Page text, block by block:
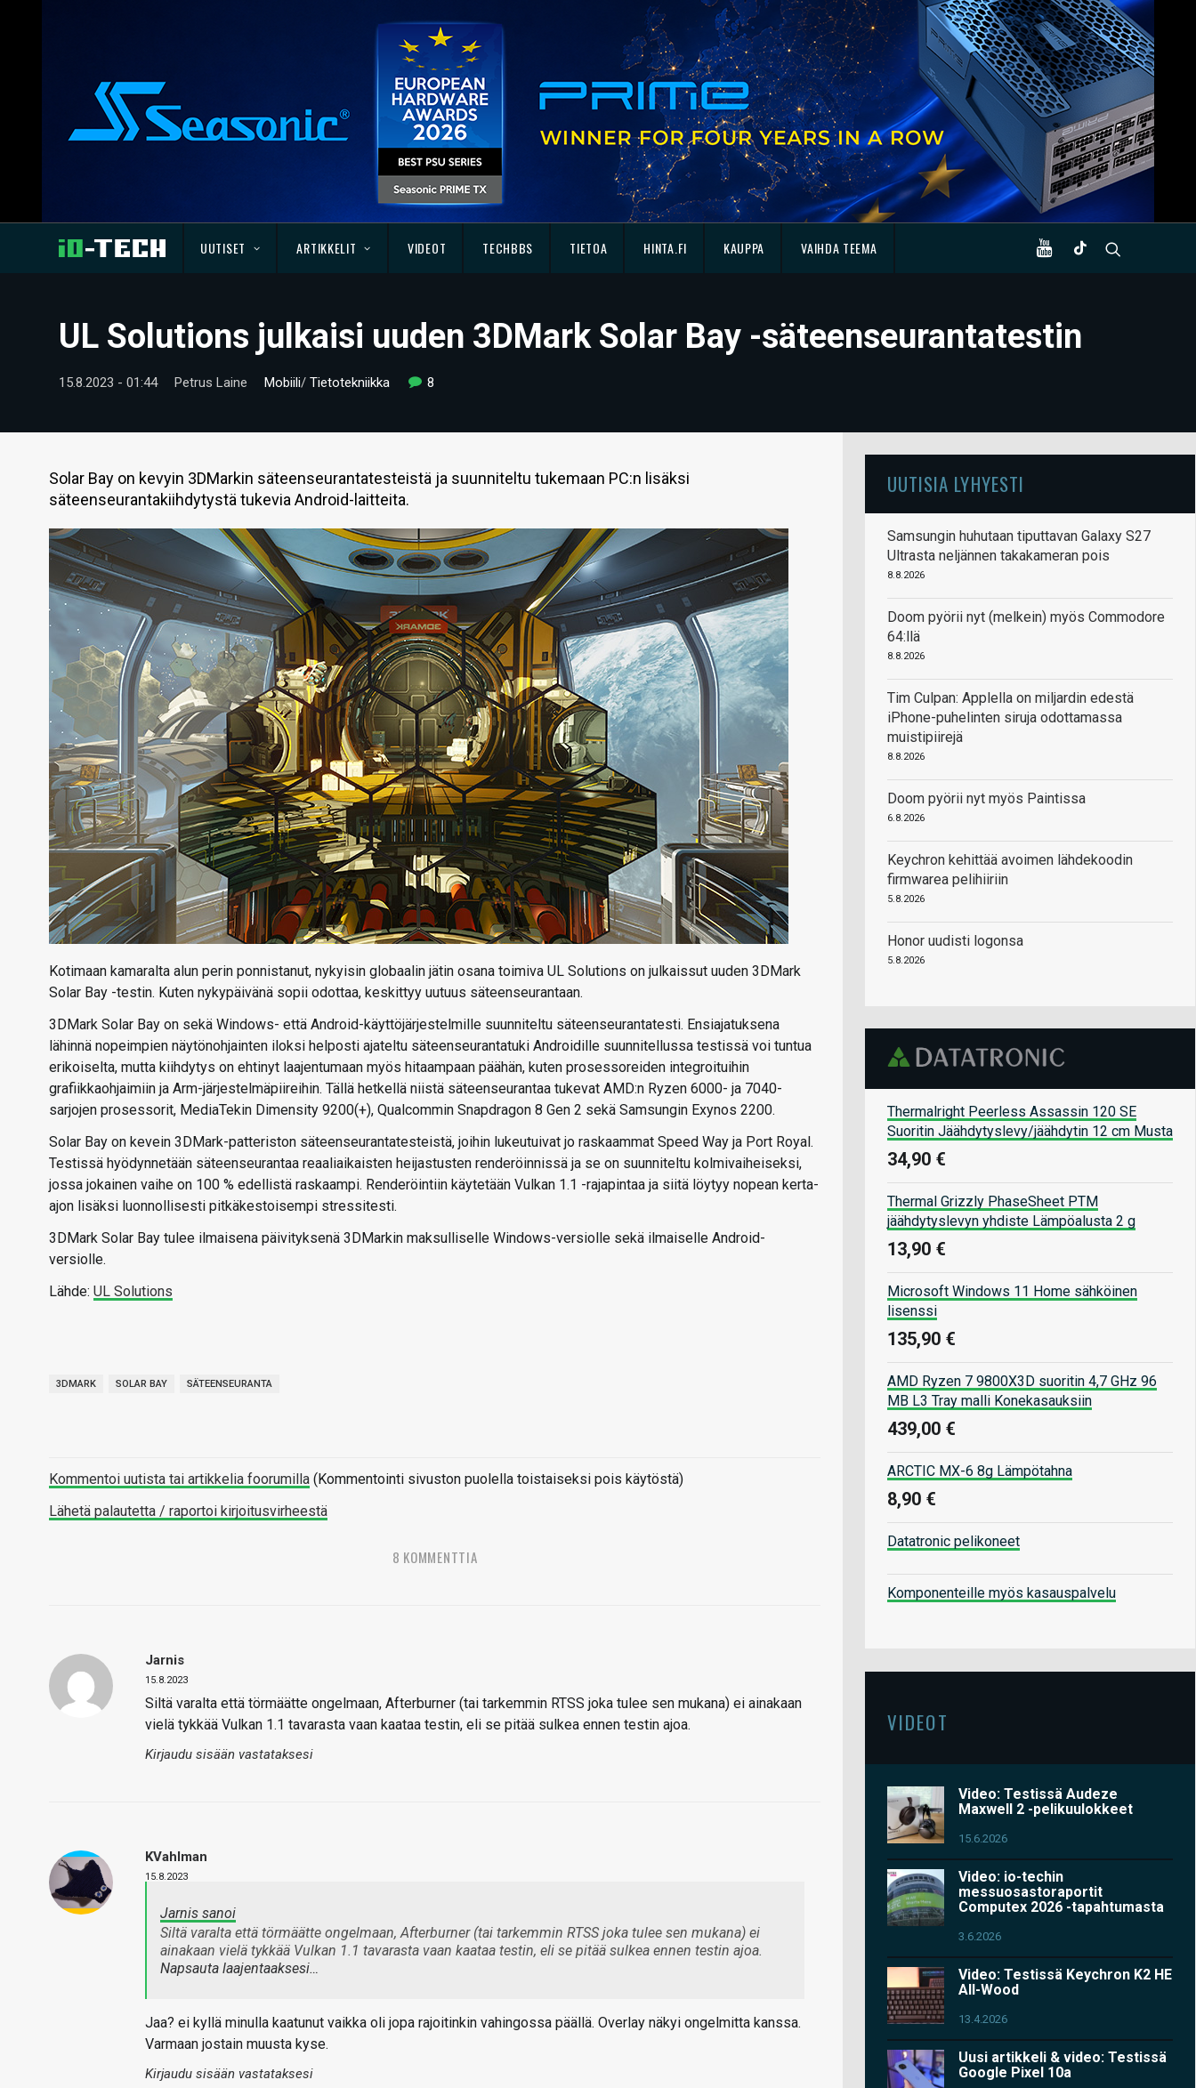
UUTISET ARTIKKELIT VIDEOT TECHBBS TIETOA HINTA.FI KAUPPA VAIHDA TEEMA
UL Solutions julkaisi uuden 3DMark Solar Bay -säteenseurantatestin
15.8.2023 - 01:44 Petrus Laine Mobiili/ Tietotekniikka 8
Solar Bay on kevyin 3DMarkin säteenseurantatesteistä ja suunniteltu tukemaan PC:n lisäksi
säteenseurantakiihdytystä tukevia Android-laitteita.
Kotimaan kamaralta alun perin ponnistanut, nykyisin globaalin jätin osana toimiva UL Solutions on julkaissut uuden 3DMark
Solar Bay -testin. Kuten nykypäivänä sopii odottaa, keskittyy uutuus säteenseurantaan.
3DMark Solar Bay on sekä Windows- että Android-käyttöjärjestelmille suunniteltu säteenseurantatesti. Ensiajatuksena
lähinnä nopeimpien näytönohjainten iloksi helposti ajateltu säteenseurantatuki Androidille suunnitellussa testissä voi tuntua
erikoiselta, mutta kiihdytys on ehtinyt laajentumaan myös hitaampaan päähän, kuten prosessoreiden integroituihin
grafiikkaohjaimiin ja Arm-järjestelmäpiireihin. Tällä hetkellä niistä säteenseurantaa tukevat AMD:n Ryzen 6000- ja 7040-
sarjojen prosessorit, MediaTekin Dimensity 9200(+), Qualcommin Snapdragon 8 Gen 2 sekä Samsungin Exynos 2200.
Solar Bay on kevein 3DMark-patteriston säteenseurantatesteistä, joihin lukeutuivat jo raskaammat Speed Way ja Port Royal.
Testissä hyödynnetään säteenseurantaa reaaliaikaisten heijastusten renderöinnissä ja se on suunniteltu kolmivaiheiseksi,
jossa jokainen vaihe on 100 % edellistä raskaampi. Renderöintiin käytetään Vulkan 1.1 -rajapintaa ja siitä löytyy nopean kerta-
ajon lisäksi luonnollisesti pitkäkestoisempi stressitesti.
3DMark Solar Bay tulee ilmaisena päivityksenä 3DMarkin maksulliselle Windows-versiolle sekä ilmaiselle Android-
versiolle.
Lähde: UL Solutions
3DMARK SOLAR BAY SÄTEENSEURANTA
Kommentoi uutista tai artikkelia foorumilla (Kommentointi sivuston puolella toistaiseksi pois käytöstä)
Lähetä palautetta / raportoi kirjoitusvirheestä
8 KOMMENTTIA
Jarnis
15.8.2023
Siltä varalta että törmäätte ongelmaan, Afterburner (tai tarkemmin RTSS joka tulee sen mukana) ei ainakaan
vielä tykkää Vulkan 1.1 tavarasta vaan kaataa testin, eli se pitää sulkea ennen testin ajoa.
Kirjaudu sisään vastataksesi
KVahlman
15.8.2023
Jarnis sanoi
Siltä varalta että törmäätte ongelmaan, Afterburner (tai tarkemmin RTSS joka tulee sen mukana) ei
ainakaan vielä tykkää Vulkan 1.1 tavarasta vaan kaataa testin, eli se pitää sulkea ennen testin ajoa.
Napsauta laajentaaksesi…
Jaa? ei kyllä minulla kaatunut vaikka oli jopa rajoitinkin vahingossa päällä. Overlay näkyi ongelmitta kanssa.
Varmaan jostain muusta kyse.
Kirjaudu sisään vastataksesi
UUTISIA LYHYESTI
Samsungin huhutaan tiputtavan Galaxy S27
Ultrasta neljännen takakameran pois
8.8.2026
Doom pyörii nyt (melkein) myös Commodore
64:llä
8.8.2026
Tim Culpan: Applella on miljardin edestä
iPhone-puhelinten siruja odottamassa
muistipiirejä
8.8.2026
Doom pyörii nyt myös Paintissa
6.8.2026
Keychron kehittää avoimen lähdekoodin
firmwarea pelihiiriin
5.8.2026
Honor uudisti logonsa
5.8.2026
Thermalright Peerless Assassin 120 SE
Suoritin Jäähdytyslevy/jäähdytin 12 cm Musta
34,90 €
Thermal Grizzly PhaseSheet PTM
jäähdytyslevyn yhdiste Lämpöalusta 2 g
13,90 €
Microsoft Windows 11 Home sähköinen
lisenssi
135,90 €
AMD Ryzen 7 9800X3D suoritin 4,7 GHz 96
MB L3 Tray malli Konekasauksiin
439,00 €
ARCTIC MX-6 8g Lämpötahna
8,90 €
Datatronic pelikoneet
Komponenteille myös kasauspalvelu
VIDEOT
Video: Testissä Audeze
Maxwell 2 -pelikuulokkeet
15.6.2026
Video: io-techin
messuosastoraportit
Computex 2026 -tapahtumasta
3.6.2026
Video: Testissä Keychron K2 HE
All-Wood
13.4.2026
Uusi artikkeli & video: Testissä
Google Pixel 10a